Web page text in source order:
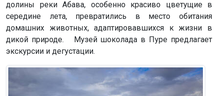
долины реки Абава, особенно красиво цветущие в
середине лета, превратились в место обитания
домашних животных, адаптировавшихся к жизни в
дикой природе. Музей шоколада в Пуре предлагает
экскурсии и дегустации.